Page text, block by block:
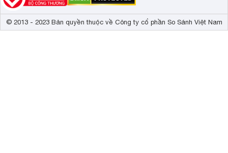
© 2013 - 2023 Bản quyền thuộc về Công ty cổ phần So Sánh Việt Nam